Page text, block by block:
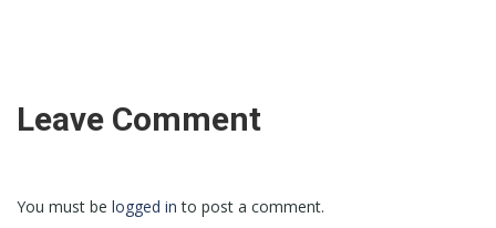
Leave Comment
You must be logged in to post a comment.